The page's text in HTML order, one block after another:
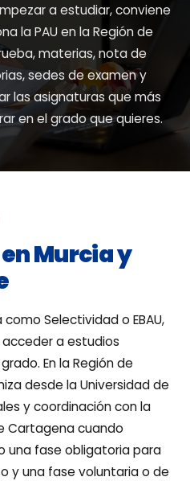
a estudiar, conviene
la PAU en la Región de
materias, nota de
sedes de examen y
las asignaturas que más
en el grado que quieres.
en Murcia y
Selectividad o EBAU,
a estudios
En la Región de
desde la Universidad de
y coordinación con la
Cartagena cuando
una fase obligatoria para
y una fase voluntaria o de